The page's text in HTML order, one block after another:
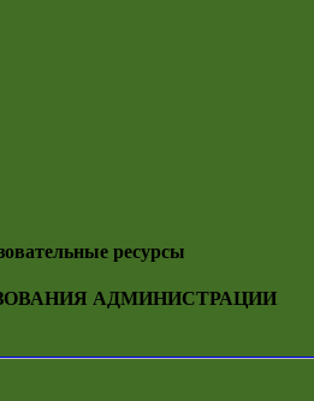
ресурсы
АДМИНИСТРАЦИИ